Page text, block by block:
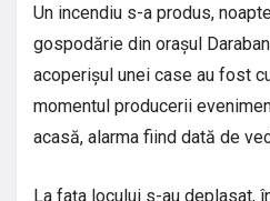
Un incendiu s-a produs,
gospodărie din orașul
acoperișul unei case au fost
momentul producerii
acasă, alarma fiind dată de
La fața locului s-au deplasat,